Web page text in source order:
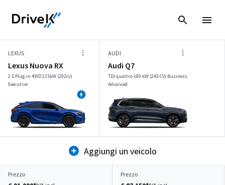
LEXUS
Lexus Nuova RX
2.5 Plug-in 4WD 215kW (292cv)
Executive
AUDI
Audi Q7
TDI quattro 180 kW (245 CV) Business
Advanced
Aggiungi un veicolo
Prezzo Prezzo